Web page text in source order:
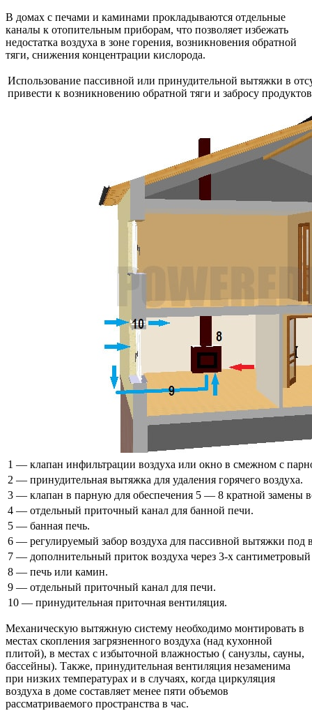
В домах с печами и каминами прокладываются отдельные
каналы к отопительным приборам, что позволяет избежать
недостатка воздуха в зоне горения, возникновения обратной
тяги, снижения концентрации кислорода.
Использование пассивной или принудительной вытяжки в
привести к возникновению обратной тяги и забросу
1 — клапан инфильтрации воздуха или окно в смежном с
2 — принудительная вытяжка для удаления горячего воздуха.
3 — клапан в парную для обеспечения 5 — 8 кратной замены
4 — отдельный приточный канал для банной печи.
5 — банная печь.
6 — регулируемый забор воздуха для пассивной вытяжки
7 — дополнительный приток воздуха через 3-х
8 — печь или камин.
9 — отдельный приточный канал для печи.
10 — принудительная приточная вентиляция.
Механическую вытяжную систему необходимо монтировать в
местах скопления загрязненного воздуха (над кухонной
плитой), в местах с избыточной влажностью ( санузлы, сауны,
бассейны). Также, принудительная вентиляция незаменима
при низких температурах и в случаях, когда циркуляция
воздуха в доме составляет менее пяти объемов
рассматриваемого пространства в час.